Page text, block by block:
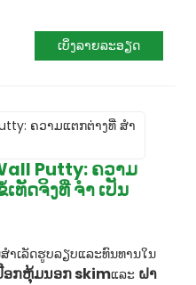
ເບິ່ງລາຍລະອຽດ
Putty: ຄວາມ
ທັດຈິງທີ່ ຈຳ ເປັນ
າເລັດຮູບລຽບແລະທົນທານໃນ
ອກຫຸ້ມນອກ skimແລະ ຝາ